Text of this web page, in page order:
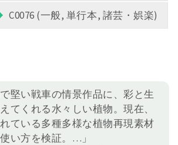
C0076 (一般, 単行本, 諸芸・娯楽)
で堅い戦車の情景作品に、彩と生
てくれる水々しい植物。現在、
ている多種多様な植物再現素材
い方を検証。…」